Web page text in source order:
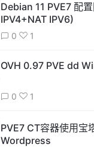
Debian 11 PVE7 配
IPV4+NAT IPV6)
0 1
OVH 0.97 PVE dd
0 1
PVE7 CT容器使用宝
Wordpress